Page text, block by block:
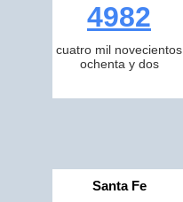
4982
cuatro mil novecientos
ochenta y dos
Santa Fe